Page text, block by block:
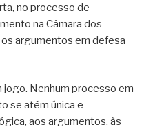
no processo de
na Câmara dos
argumentos em defesa
jogo. Nenhum processo em
se atém única e
aos argumentos, às